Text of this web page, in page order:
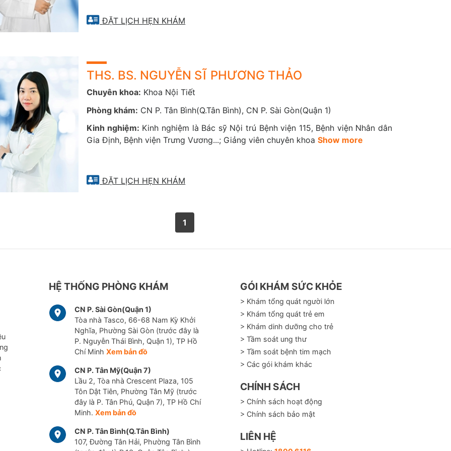
thính, Bệnh Alzheimer.
tư vấn, tầm soát và điều trị các bệnh tuyến giáp
hoạt động quá mức. Nó làm cho hệ thống trong cơ thể hoạt động nhanh và có thể cảm thấy lo lắng, giảm
và có nhịp tim nhanh hoặc khó ngủ.
uy giáp: tức là khi cơ thể không tạo ra đủ hormon tuyến giáp, hệ thống trong cơ thể sẽ chậm lại và có thể cảm
mệt mỏi, tăng cân, nhịp tim chậm và đau khớp và cơ bắp.
tuyến giáp
giáp nhân
tư vấn, chẩn đoán và điều trị các bệnh lý do rối loạn tuyến thượng thận
uy tuyến thượng thận
kiểm soát căng thẳng
: Tức là trong cơ thể tạo ra quá nhiều cortisol. Dấu hiệu ban đầu là thể tăng cân, dễ bị rạn
loạn mỡ máu
ĐẶT LỊCH HẸN KHÁM
THS. BS. NGUYỄN SĨ PHƯƠNG THẢO
Chuyên khoa: Khoa Nội Tiết
Phòng khám: CN P. Tân Bình(Q.Tân Bình), CN P. Sài Gòn(Quận 1)
Kinh nghiệm: Kinh nghiệm là Bác sỹ Nội trú Bệnh viện 115, Bệnh viện Nhân dân
Gia Định, Bệnh viện Trưng Vương...; Giảng viên chuyên khoaShow more
ĐẶT LỊCH HẸN KHÁM
1
HỆ THỐNG PHÒNG KHÁM
CN P. Sài Gòn(Quận 1)
Tòa nhà Tasco, 66-68 Nam Kỳ Khởi
Nghĩa, Phường Sài Gòn (trước đây là
P. Nguyễn Thái Bình, Quận 1), TP Hồ
Chí Minh Xem bản đồ
CN P. Tân Mỹ(Quận 7)
Lầu 2, Tòa nhà Crescent Plaza, 105
Tôn Dật Tiên, Phường Tân Mỹ (trước
đây là P. Tân Phú, Quận 7), TP Hồ Chí
Minh. Xem bản đồ
CN P. Tân Bình(Q.Tân Bình)
107, Đường Tân Hải, Phường Tân Bình
GÓI KHÁM SỨC KHỎE
> Khám tổng quát người lớn
> Khám tổng quát trẻ em
> Khám dinh dưỡng cho trẻ
> Tầm soát ung thư
> Tầm soát bệnh tim mạch
> Các gói khám khác
CHÍNH SÁCH
> Chính sách hoạt động
> Chính sách bảo mật
LIÊN HỆ